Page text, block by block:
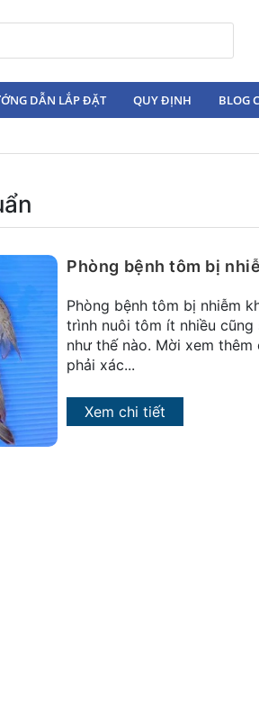
DẪN LẮP ĐẶT QUY ĐỊNH BLOG
Phòng bệnh tôm bị
Phòng bệnh tôm bị nhiễm
trình nuôi tôm ít nhiều
như thế nào. Mời xem
phải xác...
Xem chi tiết